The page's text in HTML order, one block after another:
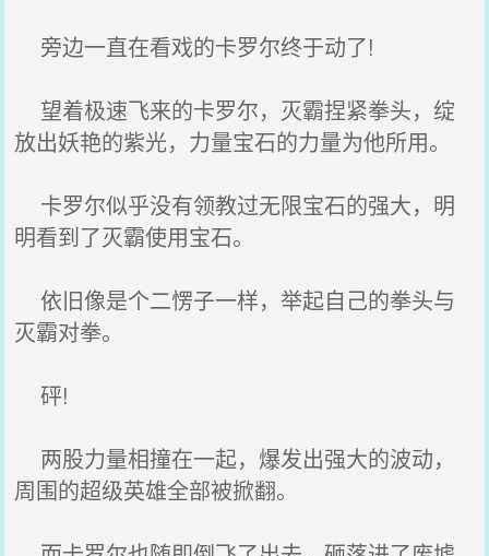
旁边一直在看戏的卡罗尔终于动了!
望着极速飞来的卡罗尔，灭霸捏紧拳头，绽
放出妖艳的紫光，力量宝石的力量为他所用。
卡罗尔似乎没有领教过无限宝石的强大，明
明看到了灭霸使用宝石。
依旧像是个二愣子一样，举起自己的拳头与
灭霸对拳。
砰!
两股力量相撞在一起，爆发出强大的波动，
周围的超级英雄全部被掀翻。